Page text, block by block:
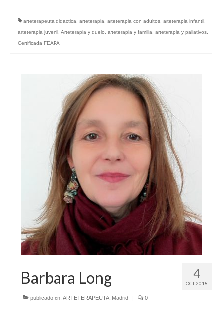
arteterapeuta didactica arteterapia arteterapia con adultos arteterapia infantil
arteterapia juvenil Arteterapia y duelo arteterapia y familia arteterapia y paliativos
Certificada FEAPA
4
OCT 2018
Barbara Long
publicado en: ARTETERAPEUTA Madrid | 0